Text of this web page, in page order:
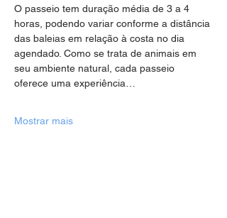
O passeio tem duração média de 3 a 4
horas, podendo variar conforme a distância
das baleias em relação à costa no dia
agendado. Como se trata de animais em
seu ambiente natural, cada passeio
oferece uma experiência…
Mostrar mais